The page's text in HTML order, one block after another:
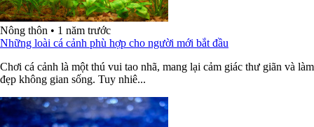
Nông thôn • 1 năm trước
Những loài cá cảnh phù hợp cho người mới bắt đầu
Chơi cá cảnh là một thú vui tao nhã, mang lại cảm giác thư giãn và làm
đẹp không gian sống. Tuy nhiê...